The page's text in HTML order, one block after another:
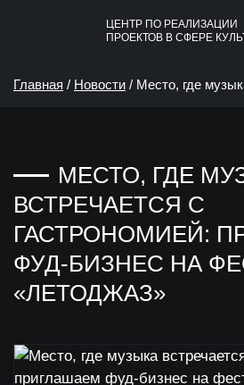
ЦЕНТР ПО РЕАЛИЗАЦИИ
ПРОЕКТОВ В СФЕРЕ
Главная / Новости / Место, где
«ЛетоДжаз»МЕСТО, ГДЕ
ВСТРЕЧАЕТСЯ С
ГАСТРОНОМИЕЙ:
ФУД-БИЗНЕС НА
«ЛЕТОДЖАЗ»